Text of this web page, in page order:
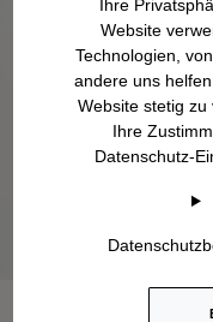
Ihre
Website
Technologien,
andere uns
Website stetig
Ihre
Datenschutz-